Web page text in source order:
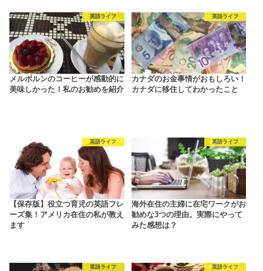
英語ライフ
メルボルンのコーヒーが感動的に
美味しかった！私のお勧めを紹介
英語ライフ
カナダのお金事情がおもしろい！
カナダに移住してわかったこと
英語ライフ
【保存版】役立つ育児の英語フレ
ーズ集！アメリカ在住の私が教え
ます
英語ライフ
海外在住の主婦に在宅ワークがお
勧めな3つの理由。実際にやって
みた感想は？
英語ライフ 英語ライフ